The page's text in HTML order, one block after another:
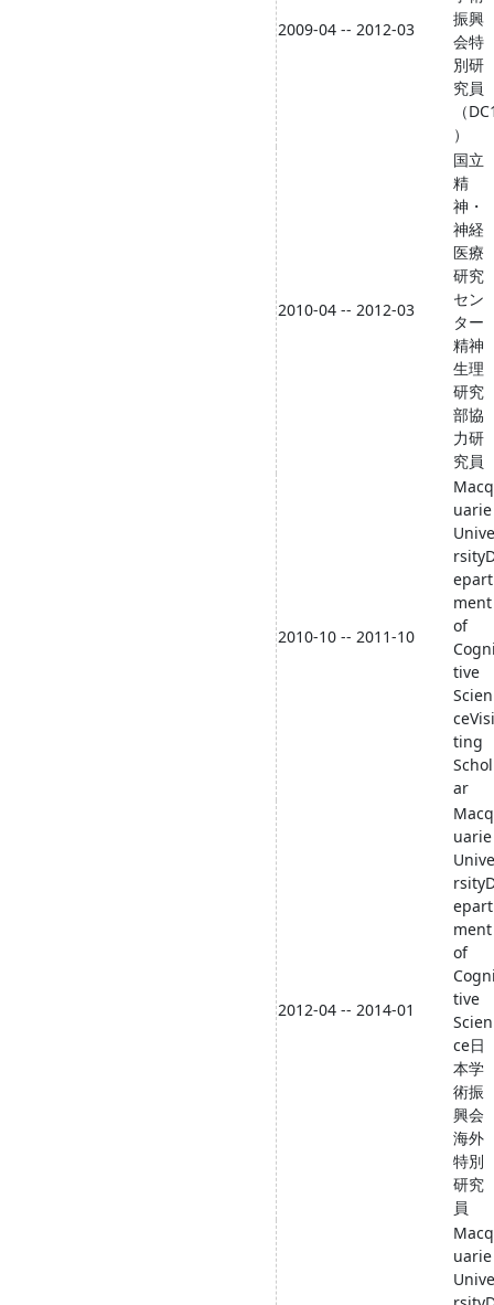
2009-04 -- 2012-03
振興
会特
別研
究員
（
）
2010-04 -- 2012-03
国立
精
神・
神経
医療
研究
セン
ター
精神
生理
研究
部協
力研
究員
2010-10 -- 2011-10
Macq
uarie
Unive
epart
ment
of
tive
Scien
ceVisi
ting
Schol
ar
2012-04 -- 2014-01
Macq
uarie
Unive
epart
ment
of
tive
Scien
ce日
本学
術振
興会
海外
特別
研究
員
Macq
uarie
Unive